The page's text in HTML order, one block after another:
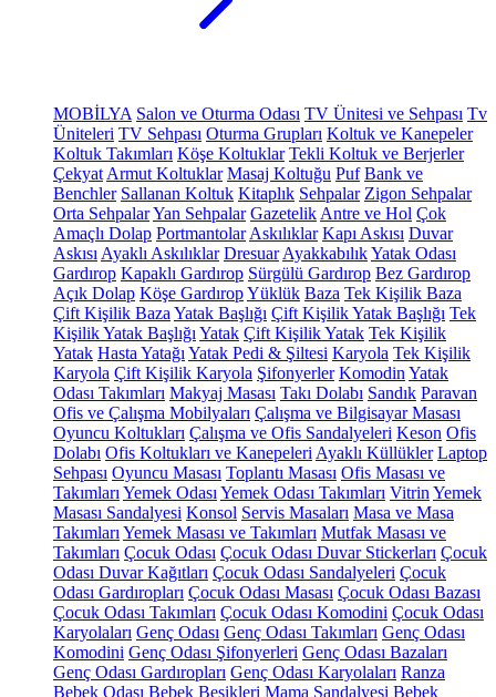
MOBİLYA Salon ve Oturma Odası TV Ünitesi ve Sehpası Tv
Üniteleri TV Sehpası Oturma Grupları Koltuk ve Kanepeler
Koltuk Takımları Köşe Koltuklar Tekli Koltuk ve Berjerler
Çekyat Armut Koltuklar Masaj Koltuğu Puf Bank ve
Benchler Sallanan Koltuk Kitaplık Sehpalar Zigon Sehpalar
Orta SehpalarYan Sehpalar Gazetelik Antre ve Hol Çok
Amaçlı Dolap Portmantolar Askılıklar Kapı Askısı Duvar
Askısı Ayaklı Askılıklar Dresuar AyakkabılıkYatak Odası
Gardırop Kapaklı Gardırop Sürgülü Gardırop Bez Gardırop
Açık Dolap Köşe GardıropYüklük Baza Tek Kişilik Baza
Çift Kişilik Baza Yatak Başlığı Çift Kişilik Yatak Başlığı Tek
Kişilik Yatak Başlığı Yatak Çift Kişilik Yatak Tek Kişilik
Yatak Hasta Yatağı Yatak Pedi & Şiltesi Karyola Tek Kişilik
Karyola Çift Kişilik Karyola Şifonyerler Komodin Yatak
Odası Takımları Makyaj Masası Takı Dolabı Sandık Paravan
Ofis ve Çalışma Mobilyaları Çalışma ve Bilgisayar Masası
Oyuncu Koltukları Çalışma ve Ofis Sandalyeleri Keson Ofis
Dolabı Ofis Koltukları ve Kanepeleri Ayaklı Küllükler Laptop
Sehpası Oyuncu Masası Toplantı Masası Ofis Masası ve
Takımları Yemek Odası Yemek Odası Takımları Vitrin Yemek
Masası Sandalyesi Konsol Servis Masaları Masa ve Masa
Takımları Yemek Masası ve Takımları Mutfak Masası ve
Takımları Çocuk Odası Çocuk Odası Duvar Stickerları Çocuk
Odası Duvar Kağıtları Çocuk Odası Sandalyeleri Çocuk
Odası Gardıropları Çocuk Odası Masası Çocuk Odası Bazası
Çocuk Odası Takımları Çocuk Odası Komodini Çocuk Odası
Karyolaları Genç Odası Genç Odası Takımları Genç Odası
Komodini Genç Odası Şifonyerleri Genç Odası Bazaları
Genç Odası Gardıropları Genç Odası Karyolaları Ranza
Bebek Odası Bebek Beşikleri Mama Sandalyesi Bebek